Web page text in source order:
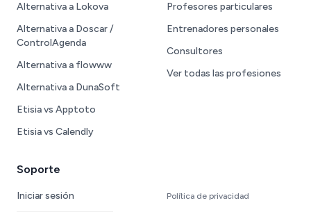
Alternativa a Lokova
Alternativa a Doscar /
ControlAgenda
Alternativa a flowww
Alternativa a DunaSoft
Etisia vs Apptoto
Etisia vs Calendly
Profesores particulares
Entrenadores personales
Consultores
Ver todas las profesiones
Soporte
Iniciar sesión Política de privacidad